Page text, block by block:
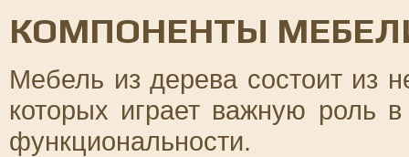
КОМПОНЕНТЫ
Мебель из дерева состоит из
которых играет важную роль
функциональности.